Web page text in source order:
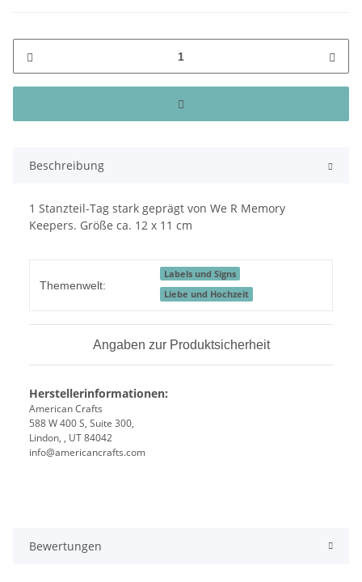
Beschreibung
1 Stanzteil-Tag stark geprägt von We R Memory
Keepers. Größe ca. 12 x 11 cm
Themenwelt:
Labels und Signs
Liebe und Hochzeit
Angaben zur Produktsicherheit
Herstellerinformationen:
American Crafts
588 W 400 S, Suite 300,
Lindon, , UT 84042
info@americancrafts.com
Bewertungen